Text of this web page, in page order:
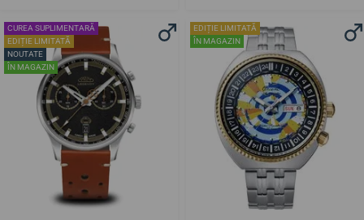
CUREA SUPLIMENTARĂ
EDIȚIE LIMITATĂ
NOUTATE
ÎN MAGAZIN
EDIȚIE LIMITATĂ
ÎN MAGAZIN